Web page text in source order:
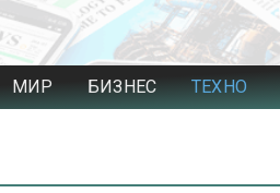
МИР БИЗНЕС ТЕХНО